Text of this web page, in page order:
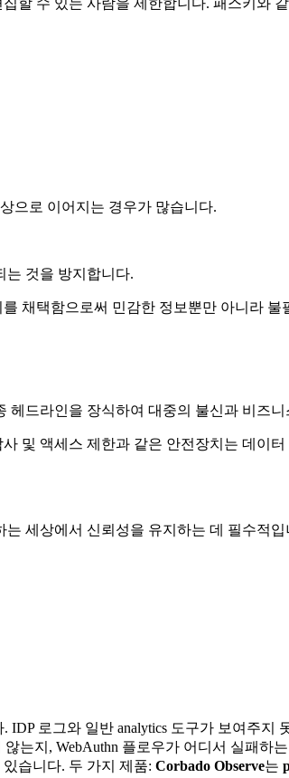
할 수 있는 사람을 제한합니다. 패스키와
으로 이어지는 경우가 많습니다.
는 것을 방지합니다.
채택함으로써 민감한 정보뿐만 아니라 불
드라인을 장식하여 대중의 불신과 비즈
및 액세스 제한과 같은 안전장치는 데이
세상에서 신뢰성을 유지하는 데 필수적입
. IDP 로그와 일반 analytics 도구가 보여주지
는지, WebAuthn 플로우가 어디서 실패하
습니다. 두 가지 제품: Corbado Observe는